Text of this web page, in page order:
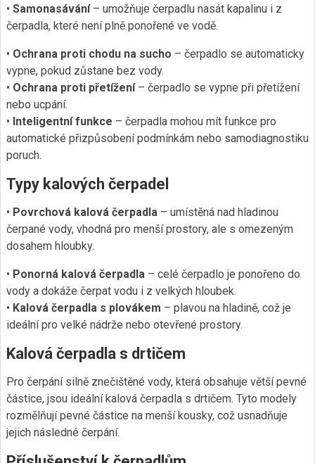
• Samonasávání– umožňuje čerpadlu nasát kapalinu i z
čerpadla, které není plně ponořené ve vodě.
• Ochrana proti chodu na sucho – čerpadlo se automaticky
vypne, pokud zůstane bez vody.
• Ochrana proti přetížení– čerpadlo se vypne při přetížení
nebo ucpání.
• Inteligentní funkce – čerpadla mohou mít funkce pro
automatické přizpůsobení podmínkám nebo samodiagnostiku
poruch.
Typy kalových čerpadel
• Povrchová kalová čerpadla – umístěná nad hladinou
čerpané vody, vhodná pro menší prostory, ale s omezeným
dosahem hloubky.
• Ponorná kalová čerpadla – celé čerpadlo je ponořeno do
vody a dokáže čerpat vodu i z velkých hloubek.
• Kalová čerpadla s plovákem – plavou na hladině, což je
ideální pro velké nádrže nebo otevřené prostory.
Kalová čerpadla s drtičem
Pro čerpání silně znečištěné vody, která obsahuje větší pevné
částice, jsou ideální kalová čerpadla s drtičem. Tyto modely
rozmělňují pevné částice na menší kousky, což usnadňuje
jejich následné čerpání.